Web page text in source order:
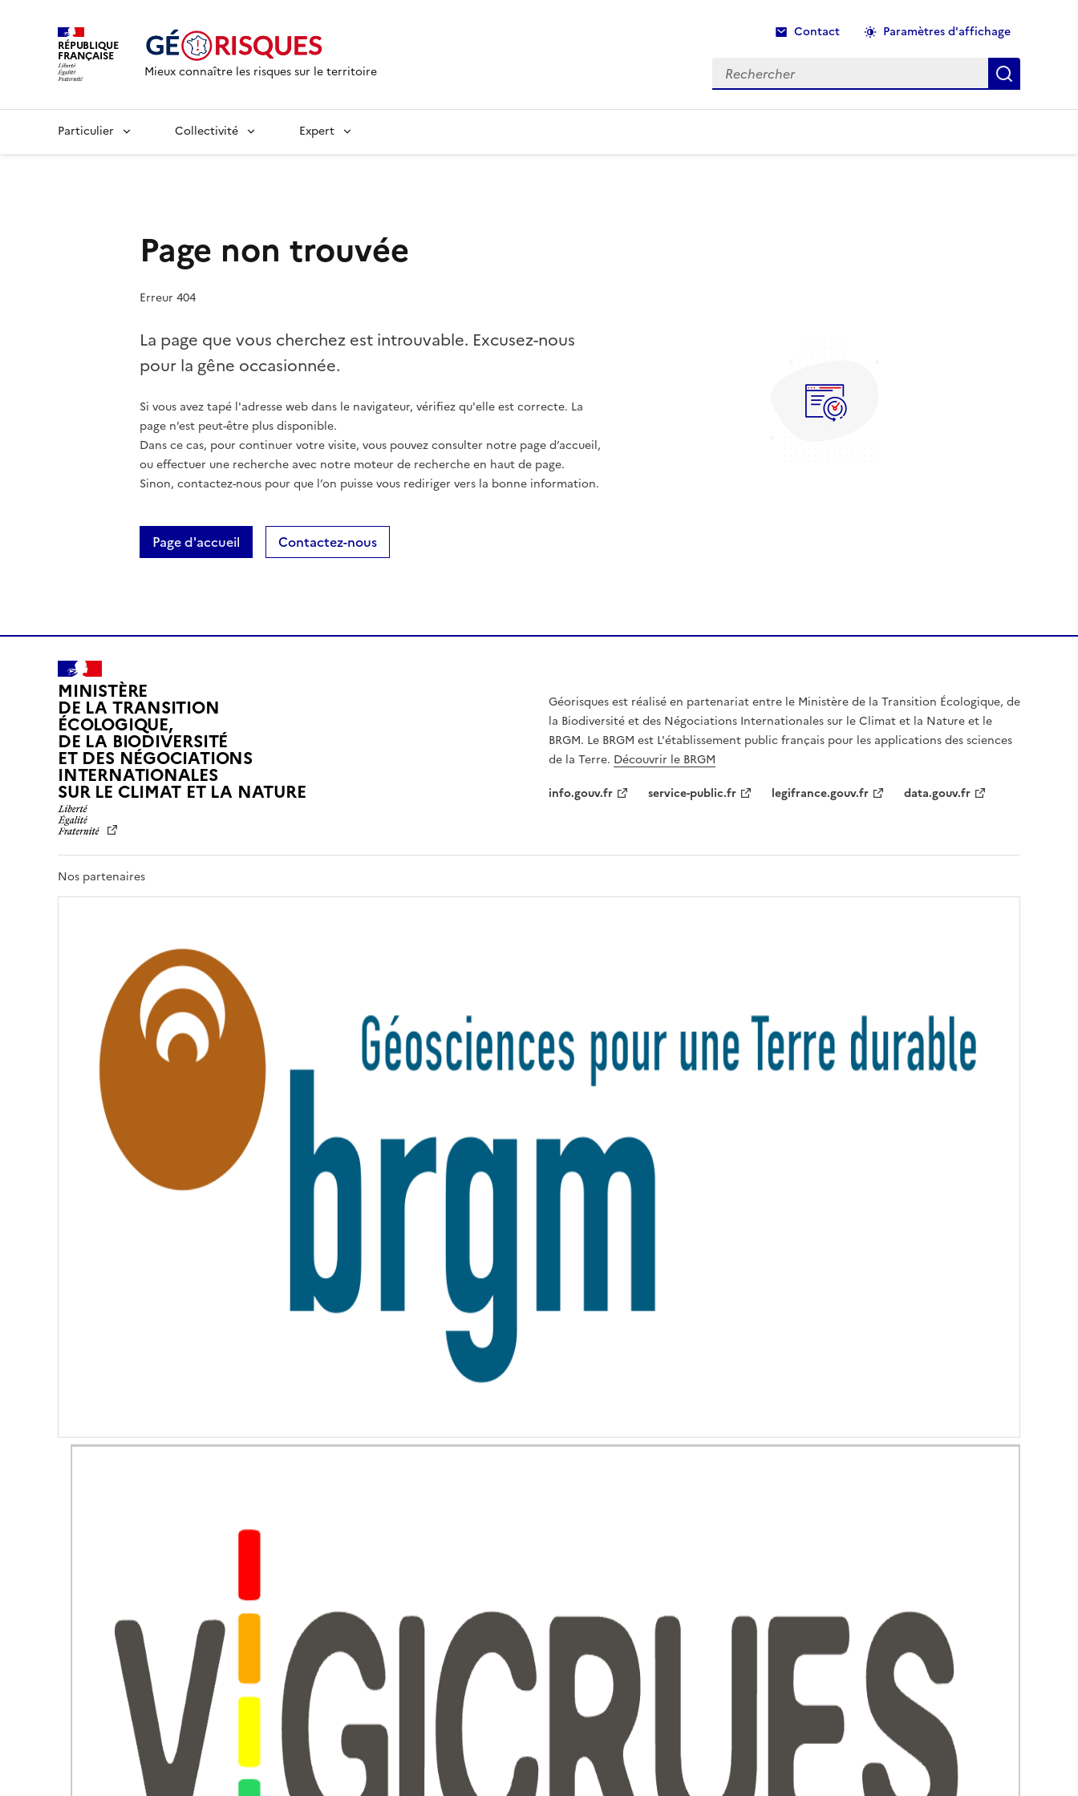
RÉPUBLIQUE
FRANÇAISE
Mieux connaître les risques sur le territoire
Contact Paramètres d'affichage
Rechercher Recherche
Particulier Collectivité Expert
Page non trouvée
Erreur 404
La page que vous cherchez est introuvable. Excusez-nous
pour la gêne occasionnée.
Si vous avez tapé l'adresse web dans le navigateur, vérifiez qu'elle est correcte. La
page n’est peut-être plus disponible.
Dans ce cas, pour continuer votre visite, vous pouvez consulter notre page d’accueil,
ou effectuer une recherche avec notre moteur de recherche en haut de page.
Sinon, contactez-nous pour que l’on puisse vous rediriger vers la bonne information.
Page d'accueil Contactez-nous
MINISTÈRE
DE LA TRANSITION
ÉCOLOGIQUE,
DE LA BIODIVERSITÉ
ET DES NÉGOCIATIONS
INTERNATIONALES
SUR LE CLIMAT ET LA NATUREL
R
É
R
R
N
T
Géorisques est réalisé en partenariat entre le Ministère de la Transition Écologique, de
la Biodiversité et des Négociations Internationales sur le Climat et la Nature et le
BRGM. Le BRGM est L'établissement public français pour les applications des sciences
de la Terre. Découvrir le BRGM
info.gouv.fr
service-public.fr legifrance.gouv.fr data.gouv.fr
Nos partenaires